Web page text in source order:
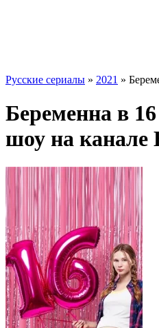
Русские сериалы » 2021 »
Беременна в 16
шоу на